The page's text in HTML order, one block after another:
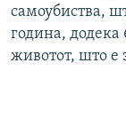
самоубиства,
година, додека
животот, што е